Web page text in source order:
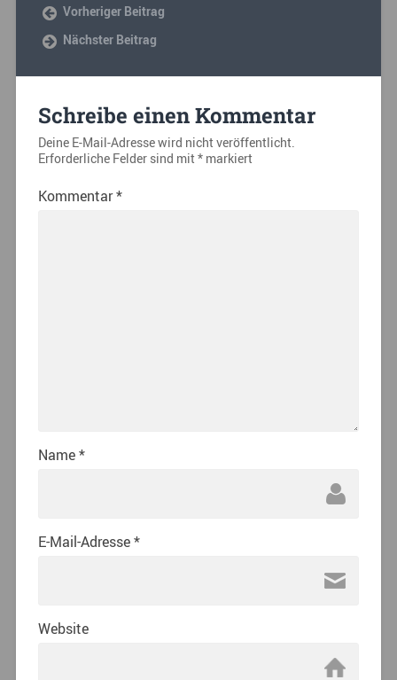
Vorheriger Beitrag
Nächster Beitrag
Schreibe einen Kommentar
Deine E-Mail-Adresse wird nicht veröffentlicht.
Erforderliche Felder sind mit*markiert
Kommentar*
Name*
E-Mail-Adresse*
Website